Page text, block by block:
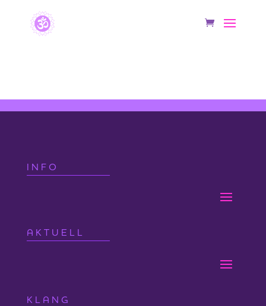
INFO
AKTUELL
KLANG